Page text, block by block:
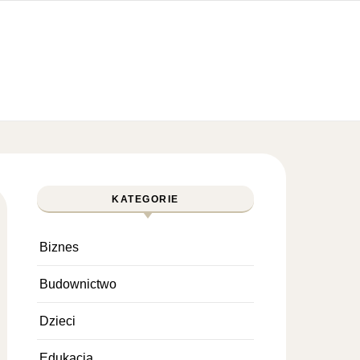
KATEGORIE
Biznes
Budownictwo
Dzieci